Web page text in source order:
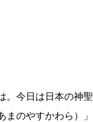
。今日は日本の神
まのやすかわら）